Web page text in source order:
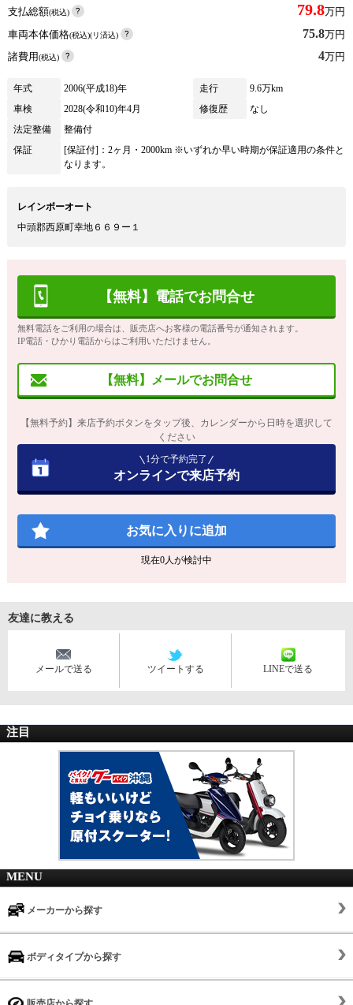
支払総額(税込) 79.8万円
車両本体価格(税込)(リ済込) 75.8万円
諸費用(税込) 4万円
年式 2006(平成18)年 走行
9.6万km
車検
2028(令和10)年4月 修復歴
なし
法定整備
整備付
保証
[保証付]：2ヶ月・2000km ※いずれか早い時期が保証適用の条件と
なります。
レインボーオート
中頭郡西原町幸地６６９ー１
【無料】電話でお問合せ
無料電話をご利用の場合は、販売店へお客様の電話番号が通知されます。
IP電話・ひかり電話からはご利用いただけません。
【無料】メールでお問合せ
【無料予約】来店予約ボタンをタップ後、カレンダーから日時を選択して
ください
1分で予約完了
オンラインで来店予約
お気に入りに追加
現在0人が検討中
友達に教える
メールで送る ツイートする LINEで送る
注目
MENU
メーカーから探す
ボディタイプから探す